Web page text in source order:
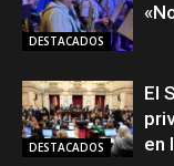
DESTACADOS
DESTACADOS
El
en